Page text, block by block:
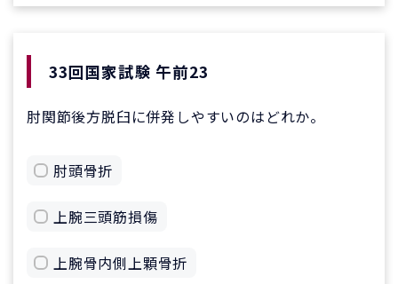
33回国家試験 午前23
肘関節後方脱臼に併発しやすいのはどれか。
肘頭骨折
上腕三頭筋損傷
上腕骨内側上顆骨折